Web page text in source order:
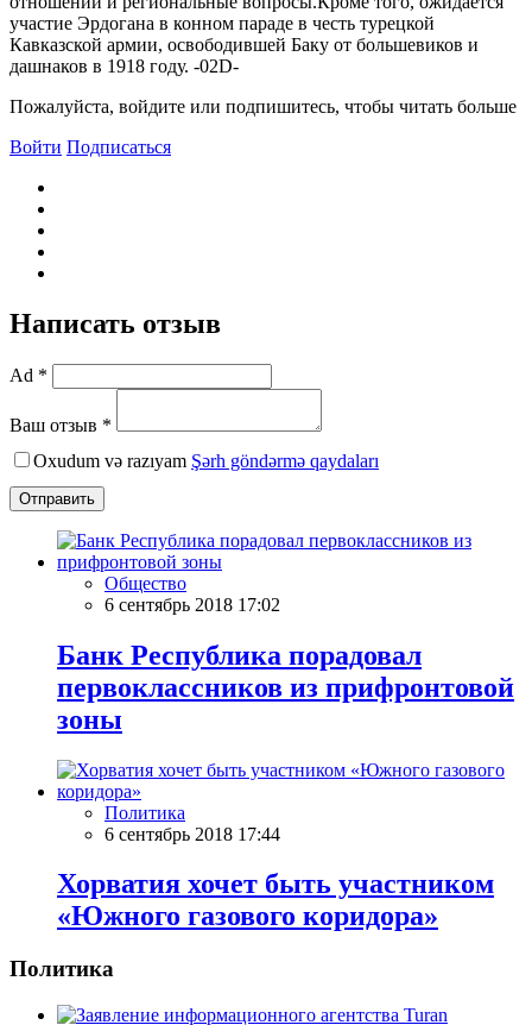
участие Эрдогана в конном параде в честь турецкой
Кавказской армии, освободившей Баку от большевиков и
дашнаков в 1918 году. -02D-
Пожалуйста, войдите или подпишитесь, чтобы читать больше
Войти Подписаться
Написать отзыв
Ad *
Ваш отзыв *
Oxudum və razıyam Şərh göndərmə qaydaları
Отправить
Общество
6 сентябрь 2018 17:02
Банк Республика порадовал
первоклассников из прифронтовой
зоны
Политика
6 сентябрь 2018 17:44
Хорватия хочет быть участником
«Южного газового коридора»
Политика